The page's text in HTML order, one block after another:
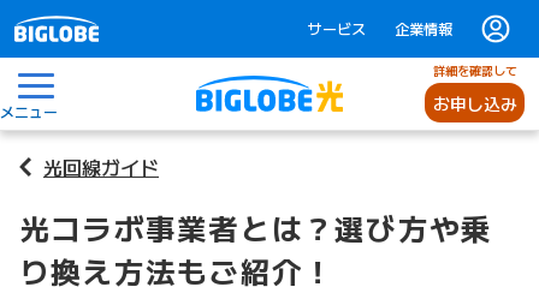
サービス 企業情報
メニュー
詳細を確認して
お申し込み
光回線ガイド
光コラボ事業者とは？選び方や乗
り換え方法もご紹介！